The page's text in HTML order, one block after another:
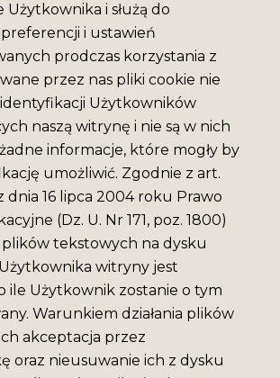
i służą do
preferencji i ustawień
prodczas korzystania z
przez nas pliki cookie nie
Użytkowników
naszą witrynę i nie są w nich
informacje, które mogły by
umożliwić. Zgodnie z art.
dnia 16 lipca 2004 roku Prawo
(Dz. U. Nr 171, poz. 1800)
plików tekstowych na dysku
witryny jest
ile Użytkownik zostanie o tym
Warunkiem działania plików
akceptacja przez
oraz nieusuwanie ich z dysku